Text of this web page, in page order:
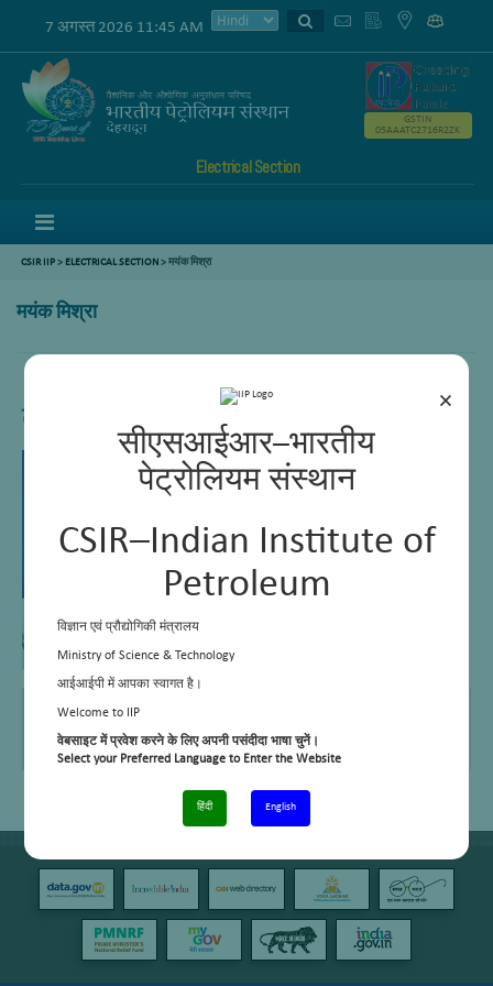
×
सीएसआईआर–भारतीय
पेट्रोलियम संस्थान
CSIR–Indian Institute of
Petroleum
विज्ञान एवं प्रौद्योगिकी मंत्रालय
Ministry of Science & Technology
आईआईपी में आपका स्वागत है।
Welcome to IIP
वेबसाइट में प्रवेश करने के लिए अपनी पसंदीदा भाषा चुनें।
Select your Preferred Language to Enter the Website
हिंदी English
7 अगस्त 2026 11:45 AM
Electrical Section
GSTIN
05AAATC2716R2ZK
CSIR IIP> ELECTRICAL SECTION> मयंक मिश्रा
मयंक मिश्रा
तकनीशियन(II)
कार्य क्षेत्र/रुचि विद्युतीय रखरखाव